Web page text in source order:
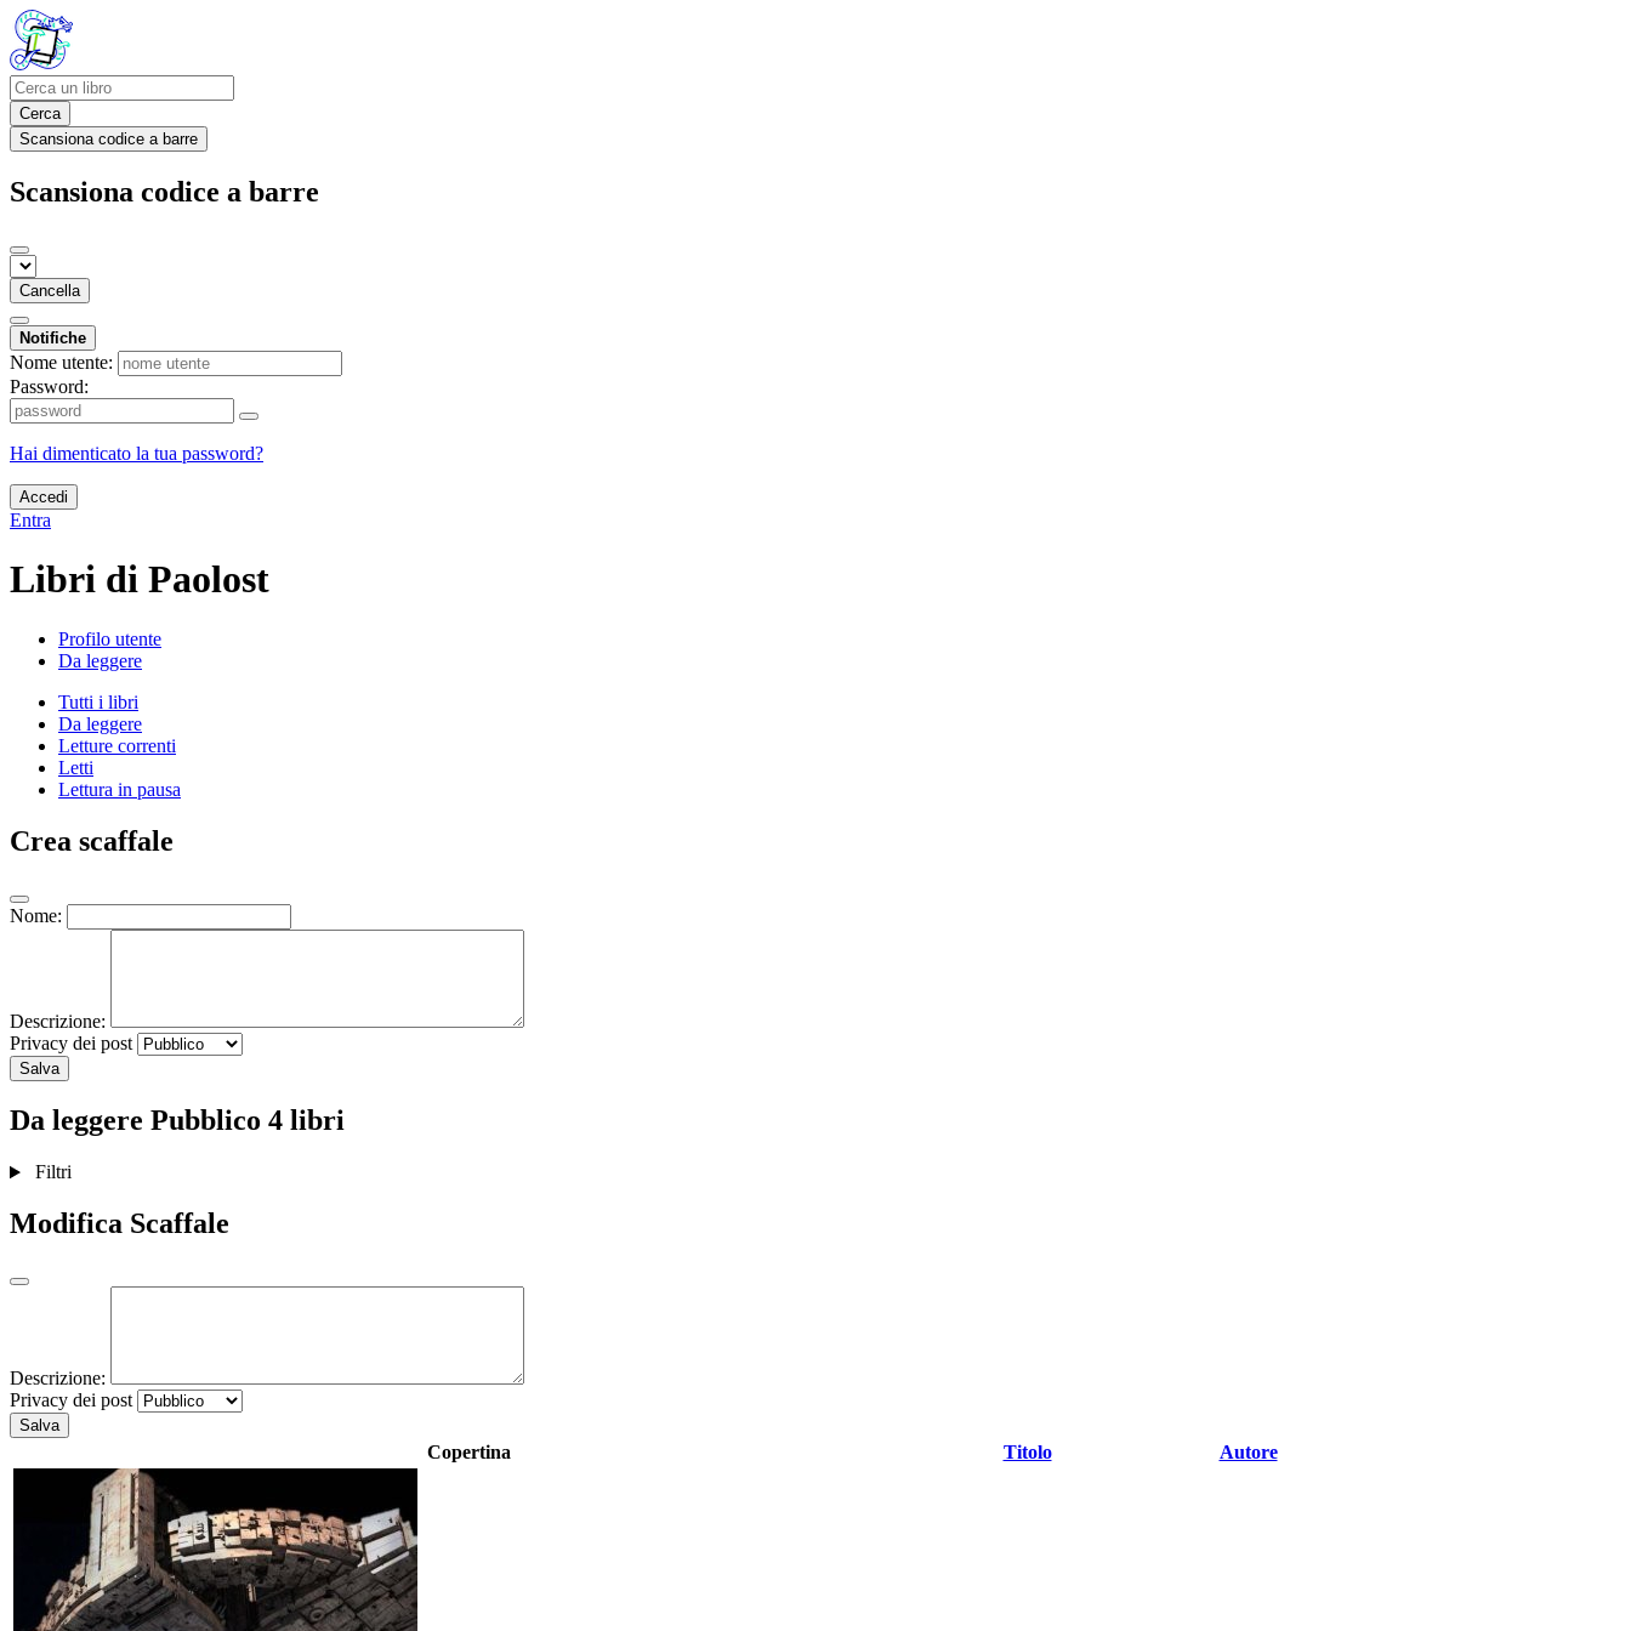
Cerca
Scansiona codice a barre
Scansiona codice a barre
Cancella
Notifiche
Nome utente:
Password:
Hai dimenticato la tua password?
Accedi
Entra
Libri di Paolost
Profilo utente
Da leggere
Tutti i libri
Da leggere
Letture correnti
Letti
Lettura in pausa
Crea scaffale
Nome:
Descrizione:
Privacy dei post
Salva
Da leggere Pubblico 4 libri
Filtri
Modifica Scaffale
Descrizione:
Privacy dei post
Salva
Copertina Titolo Autore